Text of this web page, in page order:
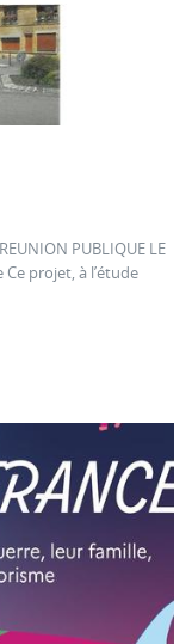
PUBLIQUE LE
Ce projet, à l’étude